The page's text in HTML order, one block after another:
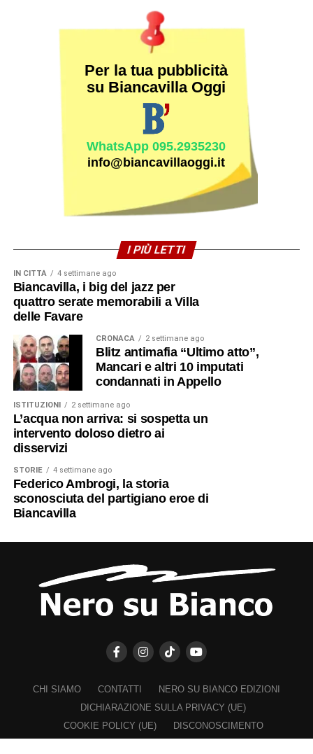
Per la tua pubblicità
su Biancavilla Oggi
WhatsApp 095.2935230
info@biancavillaoggi.it
I PIÙ LETTI
IN CITTÀ 4 settimane ago
Biancavilla, i big del jazz per
quattro serate memorabili a Villa
delle Favare
CRONACA 2 settimane ago
Blitz antimafia “Ultimo atto”,
Mancari e altri 10 imputati
condannati in Appello
ISTITUZIONI 2 settimane ago
L’acqua non arriva: si sospetta un
intervento doloso dietro ai
disservizi
STORIE 4 settimane ago
Federico Ambrogi, la storia
sconosciuta del partigiano eroe di
Biancavilla
CHI SIAMO CONTATTI
NERO SU BIANCO EDIZIONI
DICHIARAZIONE SULLA PRIVACY (UE)
COOKIE POLICY (UE)
DISCONOSCIMENTO